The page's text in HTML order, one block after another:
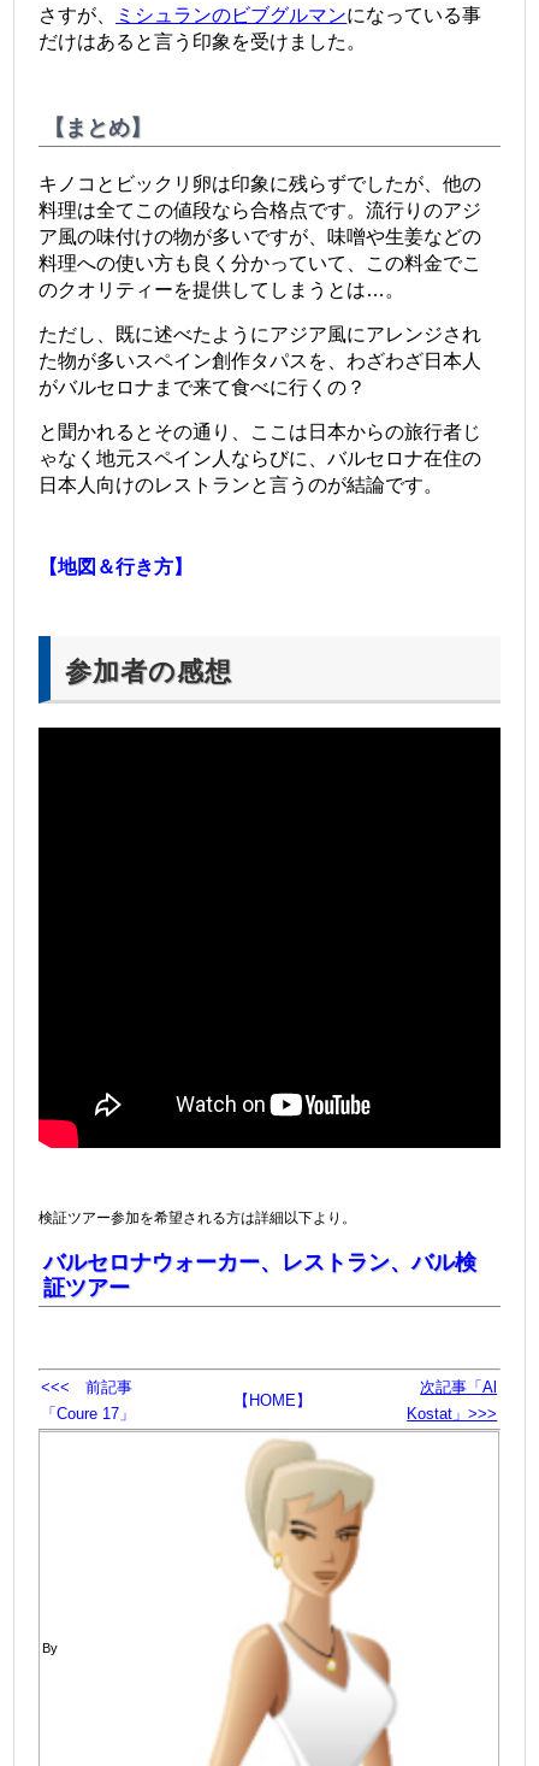
さすが、 ミシュランのビブグルマンになっている事
だけはあると言う印象を受けました。
【まとめ】
キノコとビックリ卵は印象に残らずでしたが、他の
料理は全てこの値段なら合格点です。流行りのアジ
ア風の味付けの物が多いですが、味噌や生姜などの
料理への使い方も良く分かっていて、この料金でこ
のクオリティーを提供してしまうとは…。
ただし、既に述べたようにアジア風にアレンジされ
た物が多いスペイン創作タパスを、わざわざ日本人
がバルセロナまで来て食べに行くの？
と聞かれるとその通り、ここは日本からの旅行者じ
ゃなく地元スペイン人ならびに、バルセロナ在住の
日本人向けのレストランと言うのが結論です。
【地図＆行き方】
参加者の感想
検証ツアー参加を希望される方は詳細以下より。
バルセロナウォーカー、レストラン、バル検
証ツアー
<<< 前記事
「Coure 17」
【HOME】
次記事「Al
Kostat」>>>
By